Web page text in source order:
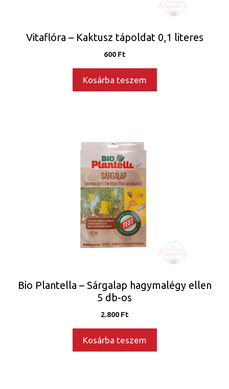
Vitaflóra – Kaktusz tápoldat 0,1 literes
600Ft
Kosárba teszem
Bio Plantella – Sárgalap hagymalégy ellen
5 db-os
2.800Ft
Kosárba teszem